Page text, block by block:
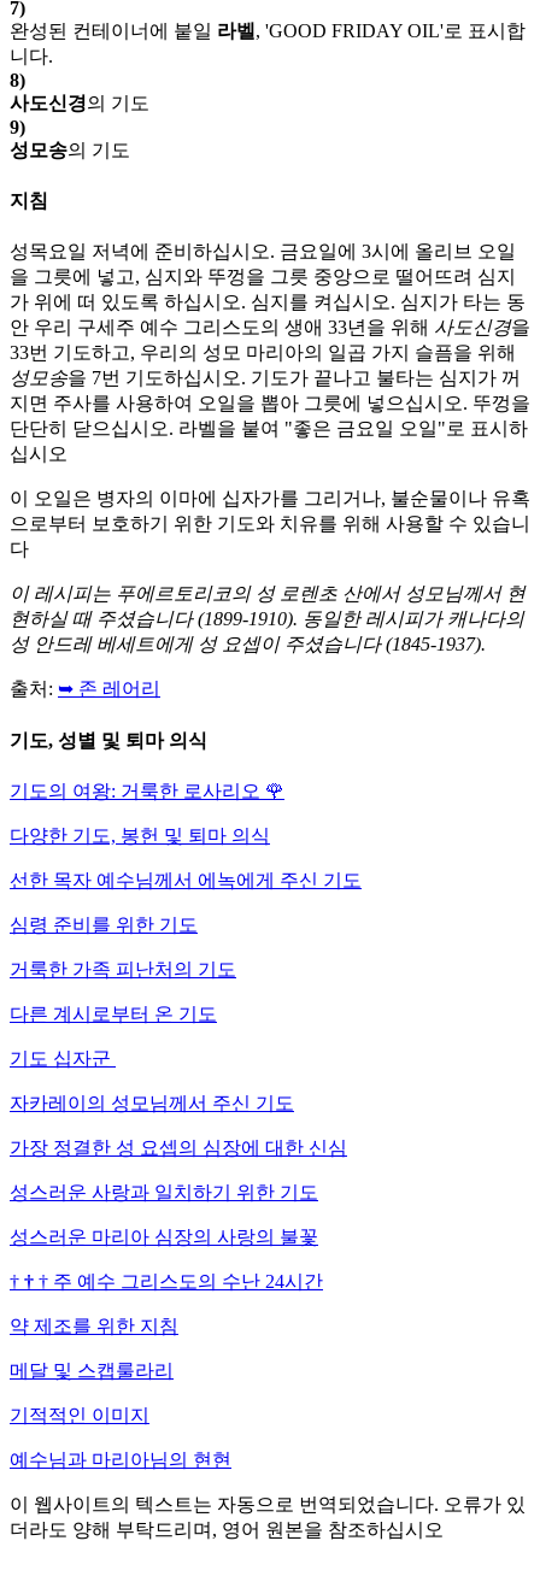
7)
완성된 컨테이너에 붙일 라벨 , 'GOOD FRIDAY OIL'로 표시합
니다.
8)
사도신경의 기도
9)
성모송의 기도
지침
성목요일 저녁에 준비하십시오. 금요일에 3시에 올리브 오일
을 그릇에 넣고, 심지와 뚜껑을 그릇 중앙으로 떨어뜨려 심지
가 위에 떠 있도록 하십시오. 심지를 켜십시오. 심지가 타는 동
안 우리 구세주 예수 그리스도의 생애 33년을 위해 사도신경을
33번 기도하고, 우리의 성모 마리아의 일곱 가지 슬픔을 위해
성모송을 7번 기도하십시오. 기도가 끝나고 불타는 심지가 꺼
지면 주사를 사용하여 오일을 뽑아 그릇에 넣으십시오. 뚜껑을
단단히 닫으십시오. 라벨을 붙여 "좋은 금요일 오일"로 표시하
십시오
이 오일은 병자의 이마에 십자가를 그리거나, 불순물이나 유혹
으로부터 보호하기 위한 기도와 치유를 위해 사용할 수 있습니
다
이 레시피는 푸에르토리코의 성 로렌초 산에서 성모님께서 현
현하실 때 주셨습니다 (1899-1910). 동일한 레시피가 캐나다의
성 안드레 베세트에게 성 요셉이 주셨습니다 (1845-1937).
출처: ➥ 존 레어리
기도, 성별 및 퇴마 의식
기도의 여왕: 거룩한 로사리오 🌹
다양한 기도, 봉헌 및 퇴마 의식
선한 목자 예수님께서 에녹에게 주신 기도
심령 준비를 위한 기도
거룩한 가족 피난처의 기도
다른 계시로부터 온 기도
기도 십자군
자카레이의 성모님께서 주신 기도
가장 정결한 성 요셉의 심장에 대한 신심
성스러운 사랑과 일치하기 위한 기도
성스러운 마리아 심장의 사랑의 불꽃
† † † 주 예수 그리스도의 수난 24시간
약 제조를 위한 지침
메달 및 스캡룰라리
기적적인 이미지
예수님과 마리아님의 현현
이 웹사이트의 텍스트는 자동으로 번역되었습니다. 오류가 있
더라도 양해 부탁드리며, 영어 원본을 참조하십시오